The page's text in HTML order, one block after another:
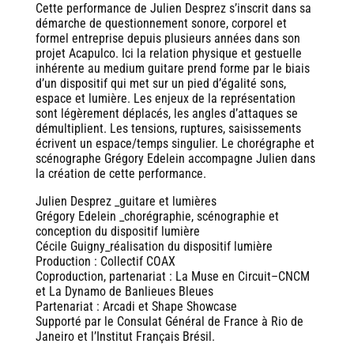
Cette performance de Julien Desprez s’inscrit dans sa
démarche de questionnement sonore, corporel et
formel entreprise depuis plusieurs années dans son
projet Acapulco. Ici la relation physique et gestuelle
inhérente au medium guitare prend forme par le biais
d’un dispositif qui met sur un pied d’égalité sons,
espace et lumière. Les enjeux de la représentation
sont légèrement déplacés, les angles d’attaques se
démultiplient. Les tensions, ruptures, saisissements
écrivent un espace/temps singulier. Le chorégraphe et
scénographe Grégory Edelein accompagne Julien dans
la création de cette performance.
Julien Desprez _guitare et lumières
Grégory Edelein _chorégraphie, scénographie et
conception du dispositif lumière
Cécile Guigny_réalisation du dispositif lumière
Production : Collectif COAX
Coproduction, partenariat : La Muse en Circuit–CNCM
et La Dynamo de Banlieues Bleues
Partenariat : Arcadi et Shape Showcase
Supporté par le Consulat Général de France à Rio de
Janeiro et l’Institut Français Brésil.